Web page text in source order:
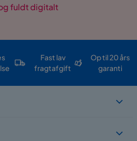
fuldt digitalt
Fast lav
fragtafgift
Op til 20 års
garanti